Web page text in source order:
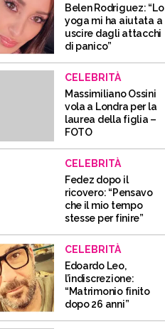
Belen Rodriguez: “Lo
yoga mi ha aiutata a
uscire dagli attacchi
di panico”
CELEBRITÀ
Massimiliano Ossini
vola a Londra per la
laurea della figlia –
FOTO
CELEBRITÀ
Fedez dopo il
ricovero: “Pensavo
che il mio tempo
stesse per finire”
CELEBRITÀ
Edoardo Leo,
l’indiscrezione:
“Matrimonio finito
dopo 26 anni”